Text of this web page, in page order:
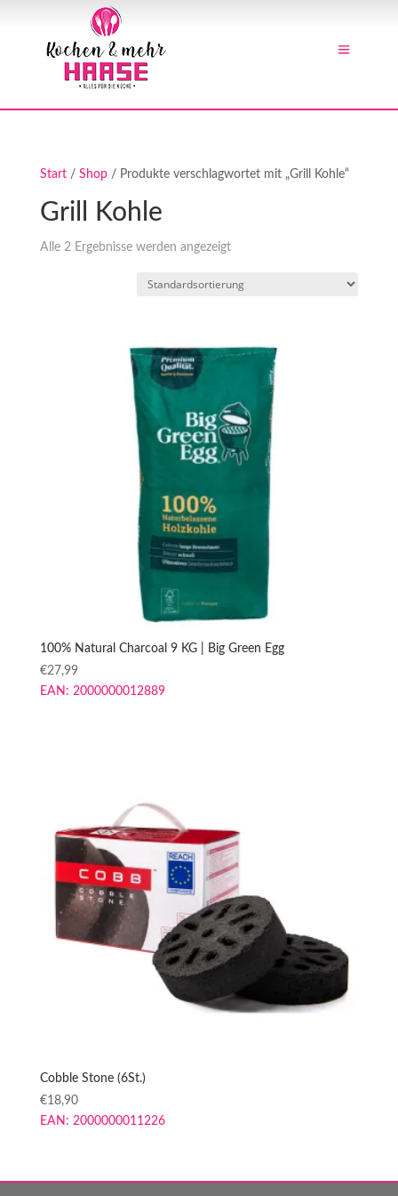
Start/ Shop/ Produkte verschlagwortet mit „Grill Kohle“
Grill Kohle
Alle 2 Ergebnisse werden angezeigt
100% Natural Charcoal 9 KG | Big Green Egg
€27,99
EAN: 2000000012889
Cobble Stone (6St.)
€18,90
EAN: 2000000011226